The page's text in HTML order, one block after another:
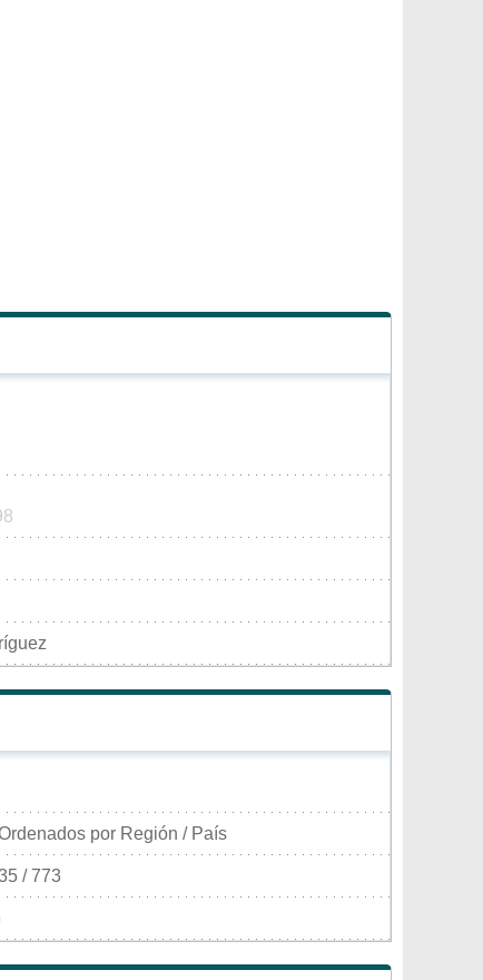
por Región / País
/ 773